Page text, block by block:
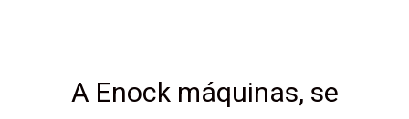
A Enock máquinas, se